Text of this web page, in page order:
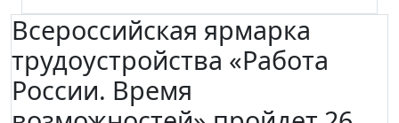
Всероссийская ярмарка
трудоустройства «Работа
России. Время